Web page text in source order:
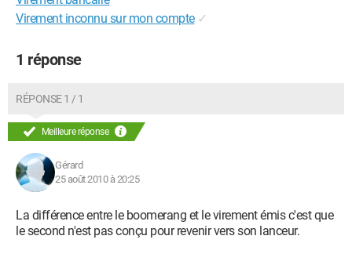
Virement inconnu sur mon compte ✓
1 réponse
RÉPONSE 1 / 1
Meilleure réponse
Gérard
25 août 2010 à 20:25
La différence entre le boomerang et le virement émis c'est que
le second n'est pas conçu pour revenir vers son lanceur.